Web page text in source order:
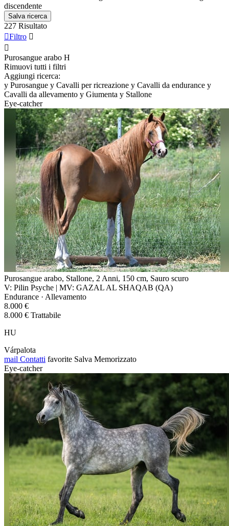
discendente
Salva ricerca
227 Risultato
Filtro 

Purosangue arabo H
Rimuovi tutti i filtri
Aggiungi ricerca:
y Purosangue y Cavalli per ricreazione y Cavalli da endurance y
Cavalli da allevamento y Giumenta y Stallone
Eye-catcher
Purosangue arabo, Stallone, 2 Anni, 150 cm, Sauro scuro
V: Pilin Psyche | MV: GAZAL AL SHAQAB (QA)
Endurance · Allevamento
8.000 €
8.000 € Trattabile
HU
Várpalota
mail Contatti favorite Salva Memorizzato
Eye-catcher